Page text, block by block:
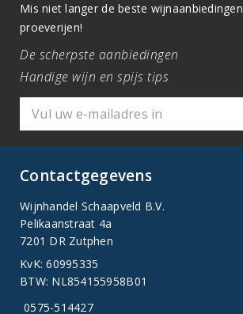
Mis niet langer de beste
proeverijen!
De scherpste aanbiedingen
Handige wijn en spijs tips
Contactgegevens
Wijnhandel Schaapveld B.V.
Pelikaanstraat 4a
7201 DR Zutphen
KvK: 60995335
BTW: NL854155958B01
0575-514427